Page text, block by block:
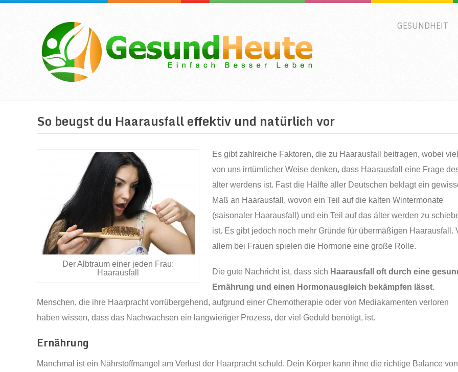
GESUNDHEIT
So beugst du Haarausfall effektiv und natürlich vor
Der Albtraum einer jeden Frau:
Haarausfall
Es gibt zahlreiche Faktoren, die zu Haarausfall beitragen, wobei
von uns irrtümlicher Weise denken, dass Haarausfall eine Frage
älter werdens ist. Fast die Hälfte aller Deutschen beklagt ein
Maß an Haarausfall, wovon ein Teil auf die kalten Wintermonate
(saisonaler Haarausfall) und ein Teil auf das älter werden zu
ist. Es gibt jedoch noch mehr Gründe für übermäßigen Haarausfall.
allem bei Frauen spielen die Hormone eine große Rolle.
Die gute Nachricht ist, dass sich Haarausfall oft durch eine
Ernährung und einen Hormonausgleich bekämpfen lässt.
Menschen, die ihre Haarpracht vorrübergehend, aufgrund einer Chemotherapie oder von Mediakamenten verloren
haben wissen, dass das Nachwachsen ein langwieriger Prozess, der viel Geduld benötigt, ist.
Ernährung
Manchmal ist ein Nährstoffmangel am Verlust der Haarpracht schuld. Dein Körper kann ihne die richtige Balance von